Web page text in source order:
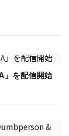
」を配信開始